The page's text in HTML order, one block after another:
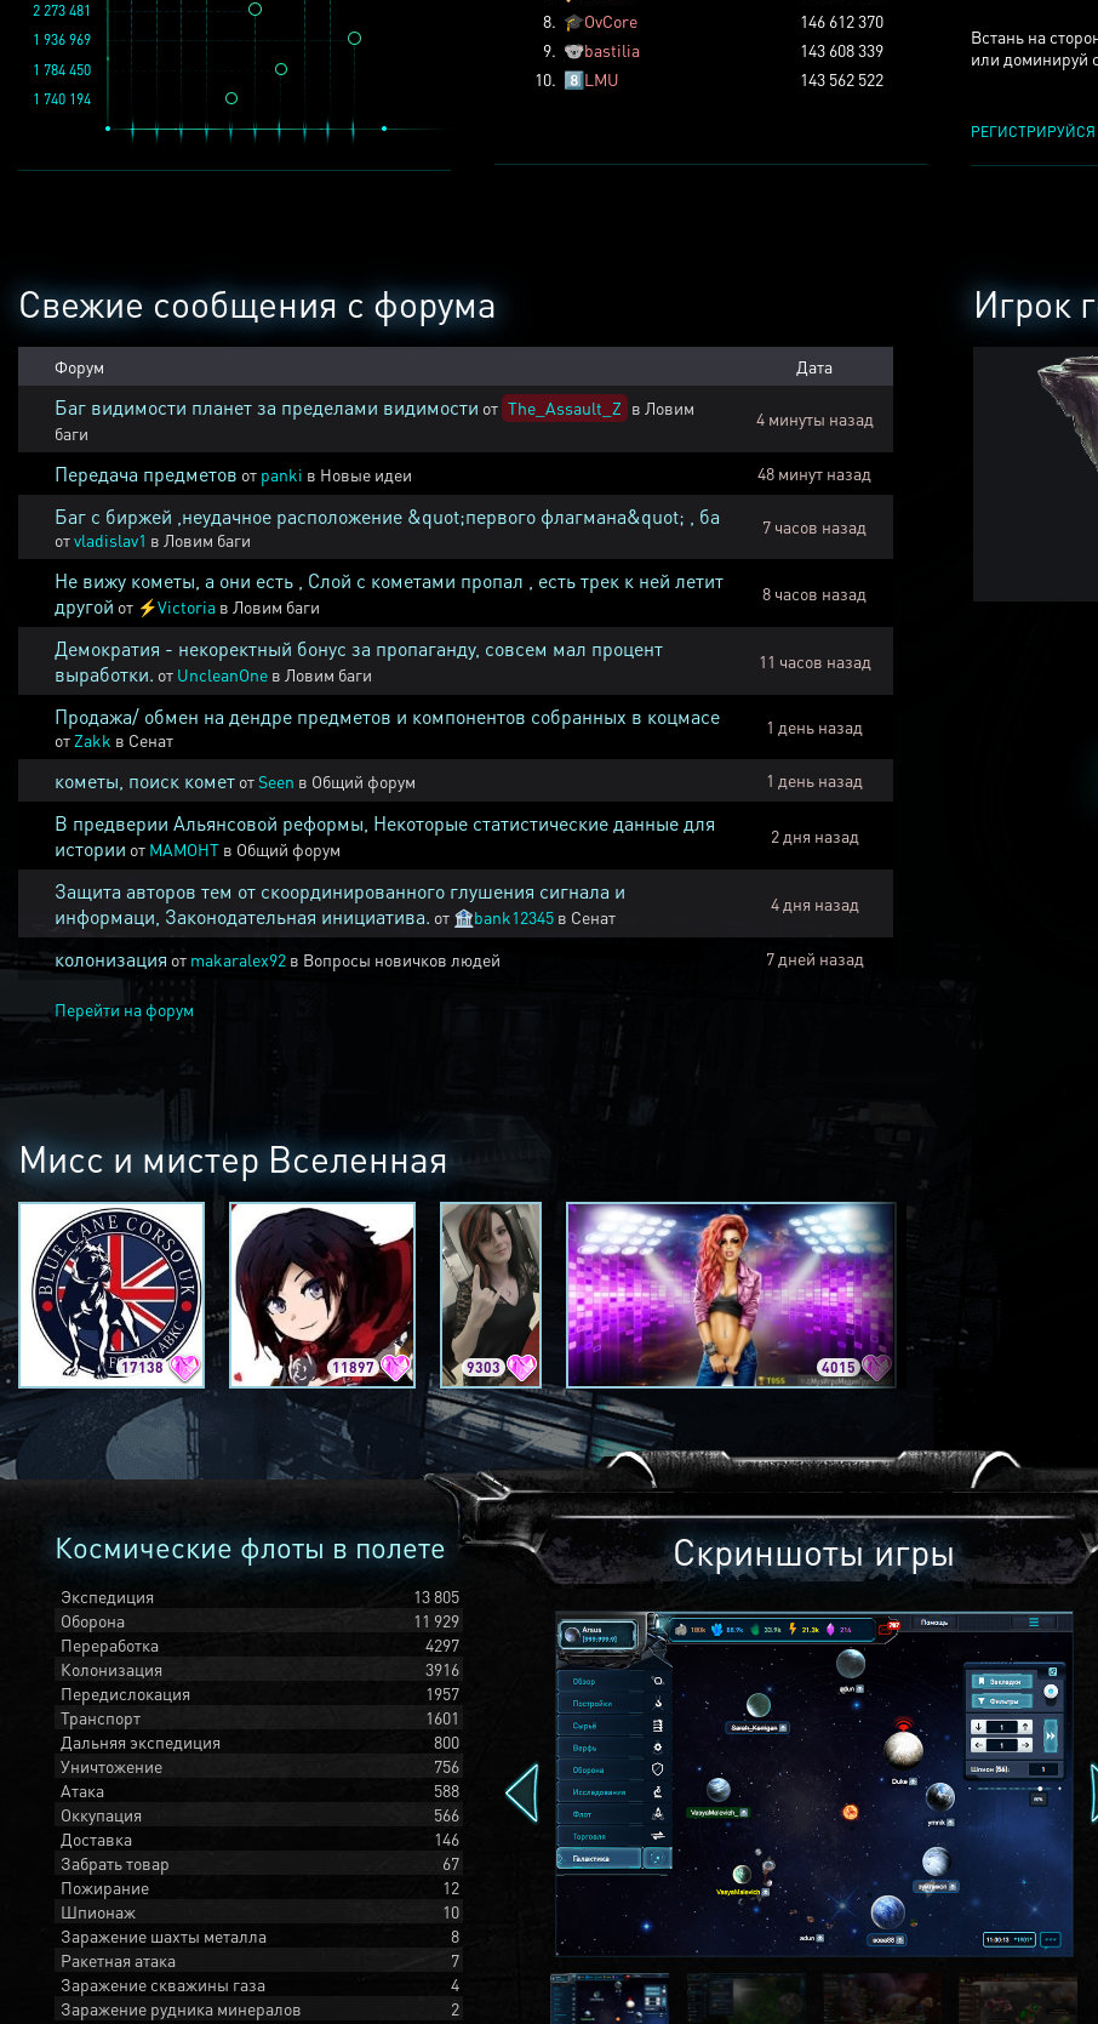
Встань на
или доминируй
РЕГИСТРИРУЙСЯ
1 936 969
1 784 450
2 273 481
1 740 194
8. 🎓OvCore
146 612 370
9. 🐨bastilia
143 608 339
10. 8️⃣LMU 143 562 522
Игрок
Свежие сообщения с форума
Форум Дата
Баг видимости планет за пределами видимости от The_Assault_Z в Ловим
баги
4 минуты назад
Передача предметов от panki в Новые идеи 48 минут назад
Баг с биржей ,неудачное расположение &quot;первого флагмана&quot; , ба
отvladislav1 в Ловим баги
7 часов назад
Не вижу кометы, а они есть , Слой с кометами пропал , есть трек к ней летит
другой от ⚡Victoria в Ловим баги
8 часов назад
Демократия - некоректный бонус за пропаганду, совсем мал процент
выработки. от UncleanOne в Ловим баги
11 часов назад
Продажа/ обмен на дендре предметов и компонентов собранных в коцмасе
от Zakk в Сенат
1 день назад
кометы, поиск комет отSeen в Общий форум 1 день назад
В предверии Альянсовой реформы, Некоторые статистические данные для
истории от MAMOHT в Общий форум
2 дня назад
Защита авторов тем от скоординированного глушения сигнала и
информаци, Законодательная инициатива. от 🏦bank12345 в Сенат
4 дня назад
колонизация от makaralex92 в Вопросы новичков людей 7 дней назад
Перейти на форум
Мисс и мистер Вселенная
17138 11897 9303 4015
Космические флоты в полете
Экспедиция
13 805
Оборона
11 929
Переработка
4297
Колонизация
3916
Передислокация
1957
Транспорт
1601
Дальняя экспедиция
800
Уничтожение
756
Атака
588
Оккупация
566
Доставка
146
Забрать товар
67
Пожирание
12
Шпионаж
10
Заражение шахты металла
8
Ракетная атака
7
Заражение скважины газа
4
Заражение рудника минералов
2
Скриншоты игры